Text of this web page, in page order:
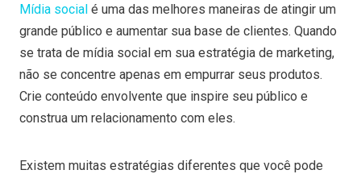
Mídia social é uma das melhores maneiras de atingir um
grande público e aumentar sua base de clientes. Quando
se trata de mídia social em sua estratégia de marketing,
não se concentre apenas em empurrar seus produtos.
Crie conteúdo envolvente que inspire seu público e
construa um relacionamento com eles.
Existem muitas estratégias diferentes que você pode